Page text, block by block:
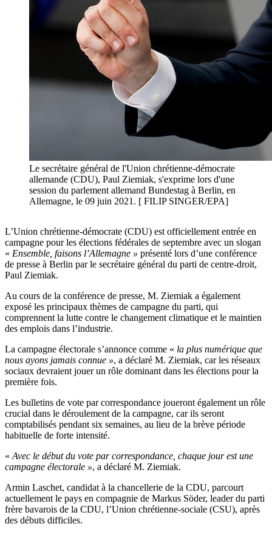
Le secrétaire général de l'Union chrétienne-démocrate
allemande (CDU), Paul Ziemiak, s'exprime lors d'une
session du parlement allemand Bundestag à Berlin, en
Allemagne, le 09 juin 2021. [ FILIP SINGER/EPA]
L’Union chrétienne-démocrate (CDU) est officiellement entrée en
campagne pour les élections fédérales de septembre avec un slogan
« Ensemble, faisons l’Allemagne » présenté lors d’une conférence
de presse à Berlin par le secrétaire général du parti de centre-droit,
Paul Ziemiak.
Au cours de la conférence de presse, M. Ziemiak a également
exposé les principaux thèmes de campagne du parti, qui
comprennent la lutte contre le changement climatique et le maintien
des emplois dans l’industrie.
La campagne électorale s’annonce comme « la plus numérique que
nous ayons jamais connue », a déclaré M. Ziemiak, car les réseaux
sociaux devraient jouer un rôle dominant dans les élections pour la
première fois.
Les bulletins de vote par correspondance joueront également un rôle
crucial dans le déroulement de la campagne, car ils seront
comptabilisés pendant six semaines, au lieu de la brève période
habituelle de forte intensité.
« Avec le début du vote par correspondance, chaque jour est une
campagne électorale », a déclaré M. Ziemiak.
Armin Laschet, candidat à la chancellerie de la CDU, parcourt
actuellement le pays en compagnie de Markus Söder, leader du parti
frère bavarois de la CDU, l’Union chrétienne-sociale (CSU), après
des débuts difficiles.